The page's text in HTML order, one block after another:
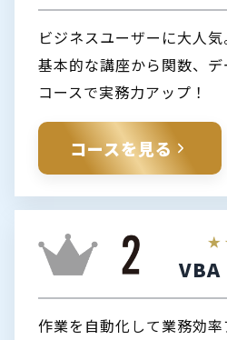
ビジネスユーザーに大人気
基本的な講座から関数、
コースで実務力アップ！
コースを見る
VBA
作業を自動化して業務効率